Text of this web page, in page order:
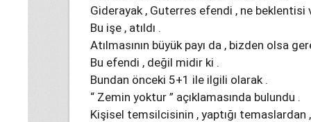
Giderayak , Guterres efendi , ne beklentisi
Bu işe , atıldı .
Atılmasının büyük payı da , bizden olsa
Bu efendi , değil midir ki .
Bundan önceki 5+1 ile ilgili olarak .
“ Zemin yoktur ” açıklamasında bulundu .
Kişisel temsilcisinin , yaptığı